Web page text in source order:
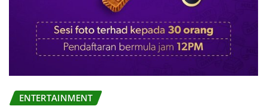
ENTERTAINMENT